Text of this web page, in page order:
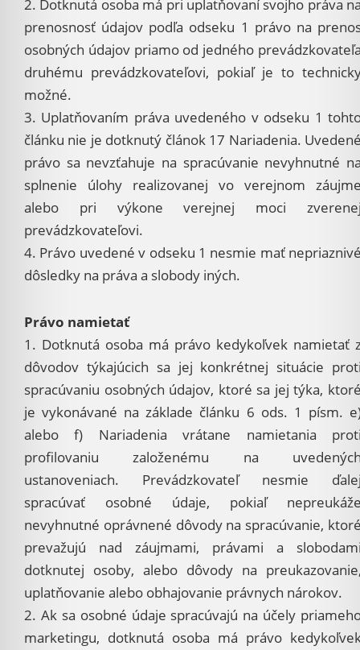
2. Dotknutá osoba má pri uplatňovaní svojho práva
prenosnosť údajov podľa odseku 1 právo na
osobných údajov priamo od jedného
druhému prevádzkovateľovi, pokiaľ je to
možné.
3. Uplatňovaním práva uvedeného v odseku 1
článku nie je dotknutý článok 17 Nariadenia.
právo sa nevzťahuje na spracúvanie nevyhnutné
splnenie úlohy realizovanej vo verejnom
alebo pri výkone verejnej moci
prevádzkovateľovi.
4. Právo uvedené v odseku 1 nesmie mať
dôsledky na práva a slobody iných.
Právo namietať
1. Dotknutá osoba má právo kedykoľvek namietať
dôvodov týkajúcich sa jej konkrétnej situácie
spracúvaniu osobných údajov, ktoré sa jej týka,
je vykonávané na základe článku 6 ods. 1 písm.
alebo f) Nariadenia vrátane namietania
profilovaniu založenému na
ustanoveniach. Prevádzkovateľ nesmie
spracúvať osobné údaje, pokiaľ
nevyhnutné oprávnené dôvody na spracúvanie,
prevažujú nad záujmami, právami a
dotknutej osoby, alebo dôvody na
uplatňovanie alebo obhajovanie právnych nárokov.
2. Ak sa osobné údaje spracúvajú na účely
marketingu, dotknutá osoba má právo